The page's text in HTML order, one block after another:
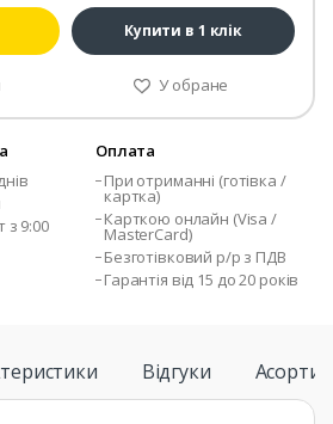
Купити в 1 клік
У обране
з 9:00
Оплата
При отриманні (готівка /
картка)
Карткою онлайн (Visa /
MasterCard)
Безготівковий р/р з ПДВ
Гарантія від 15 до 20 років
Відгуки